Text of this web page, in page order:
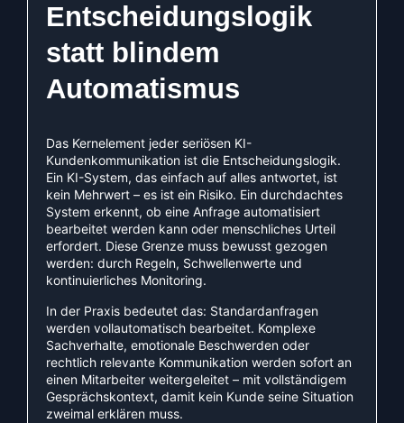
Entscheidungslogik
statt blindem
Automatismus
Das Kernelement jeder seriösen KI-
Kundenkommunikation ist die Entscheidungslogik.
Ein KI-System, das einfach auf alles antwortet, ist
kein Mehrwert – es ist ein Risiko. Ein durchdachtes
System erkennt, ob eine Anfrage automatisiert
bearbeitet werden kann oder menschliches Urteil
erfordert. Diese Grenze muss bewusst gezogen
werden: durch Regeln, Schwellenwerte und
kontinuierliches Monitoring.
In der Praxis bedeutet das: Standardanfragen
werden vollautomatisch bearbeitet. Komplexe
Sachverhalte, emotionale Beschwerden oder
rechtlich relevante Kommunikation werden sofort an
einen Mitarbeiter weitergeleitet – mit vollständigem
Gesprächskontext, damit kein Kunde seine Situation
zweimal erklären muss.